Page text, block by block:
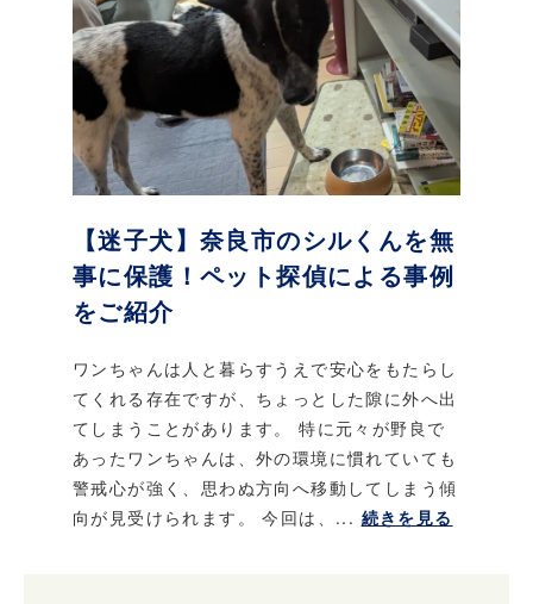
【迷子犬】奈良市のシルくんを無
事に保護！ペット探偵による事例
をご紹介
ワンちゃんは人と暮らすうえで安心をもたらし
てくれる存在ですが、ちょっとした隙に外へ出
てしまうことがあります。 特に元々が野良で
あったワンちゃんは、外の環境に慣れていても
警戒心が強く、思わぬ方向へ移動してしまう傾
向が見受けられます。 今回は、... 続きを見る